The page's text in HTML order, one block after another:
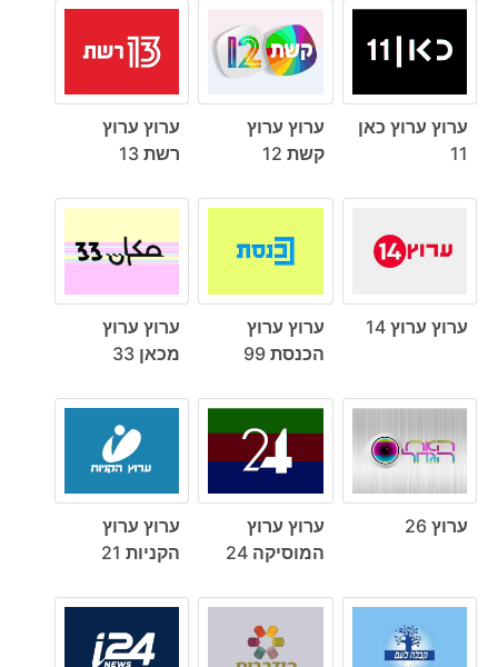
ערוץ ערוץ כאן
11
ערוץ ערוץ
קשת 12
ערוץ ערוץ
רשת 13
ערוץ ערוץ 14
ערוץ ערוץ
הכנסת 99
ערוץ ערוץ
מכאן 33
ערוץ 26
ערוץ ערוץ
המוסיקה 24
ערוץ ערוץ
הקניות 21